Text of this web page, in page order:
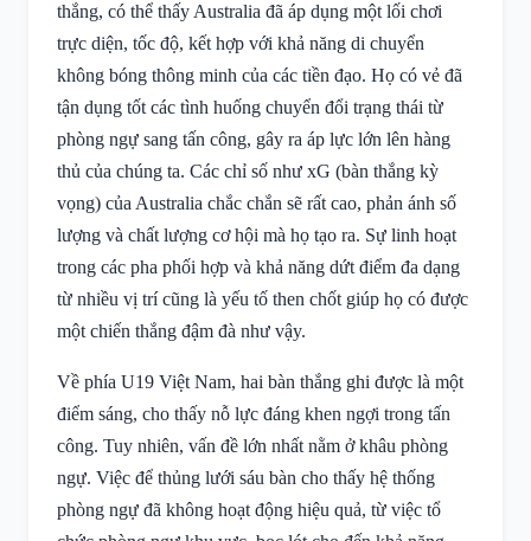
thắng, có thể thấy Australia đã áp dụng một lối chơi
trực diện, tốc độ, kết hợp với khả năng di chuyển
không bóng thông minh của các tiền đạo. Họ có vẻ đã
tận dụng tốt các tình huống chuyển đổi trạng thái từ
phòng ngự sang tấn công, gây ra áp lực lớn lên hàng
thủ của chúng ta. Các chỉ số như xG (bàn thắng kỳ
vọng) của Australia chắc chắn sẽ rất cao, phản ánh số
lượng và chất lượng cơ hội mà họ tạo ra. Sự linh hoạt
trong các pha phối hợp và khả năng dứt điểm đa dạng
từ nhiều vị trí cũng là yếu tố then chốt giúp họ có được
một chiến thắng đậm đà như vậy.
Về phía U19 Việt Nam, hai bàn thắng ghi được là một
điểm sáng, cho thấy nỗ lực đáng khen ngợi trong tấn
công. Tuy nhiên, vấn đề lớn nhất nằm ở khâu phòng
ngự. Việc để thủng lưới sáu bàn cho thấy hệ thống
phòng ngự đã không hoạt động hiệu quả, từ việc tổ